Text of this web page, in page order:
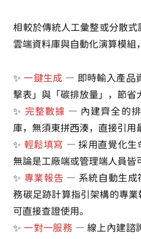
相較於傳統人工彙整或分散
雲端資料庫與自動化演算模組
✨一鍵生成 — 即時輸入產品
擊表」與「碳排放量」，節省
✨ 完整數據 — 內建齊全的
庫，無須東拼西湊，直接引用
✨ 輕鬆填寫 — 採用直覺化生
無論是工廠端或管理端人員皆
✨ 專業報告 — 系統自動生成
務碳足跡計算指引 架構的專業
可直接查證使用。
✨一對一服務 — 線上內建諮